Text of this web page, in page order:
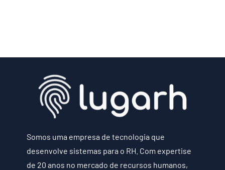
Somos uma empresa de tecnologia que
desenvolve sistemas para o RH. Com expertise
de 20 anos no mercado de recursos humanos,